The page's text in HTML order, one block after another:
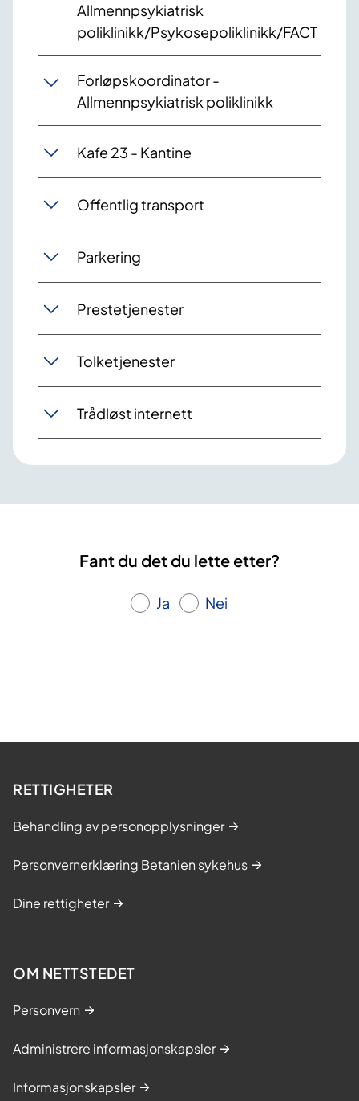
Allmennpsykiatrisk
poliklinikk/Psykosepoliklinikk/FACT
Forløpskoordinator -
Allmennpsykiatrisk poliklinikk
Kafe 23 - Kantine
Offentlig transport
Parkering
Prestetjenester
Tolketjenester
Trådløst internett
Fant du det du lette etter?
Ja Nei
RETTIGHETER
Behandling av personopplysninger
Personvernerklæring Betanien sykehus
Dine rettigheter
OM NETTSTEDET
Personvern
Administrere informasjonskapsler
Informasjonskapsler